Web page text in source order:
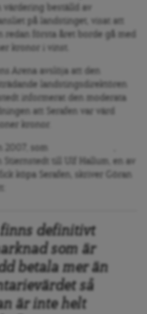
värdering beställd av
på landstinget, visat att
redan första året borde gå med
kronor i vinst.
Arena avslöja att den
landstingsdirektören
informerat den moderata
att Serafen var värd
kronor.
2007, som
Stiernstedt till Ulf Hallum, en av
köpa Serafen, skriver Göran
finns definitivt
som är
betala mer än
så
är inte helt